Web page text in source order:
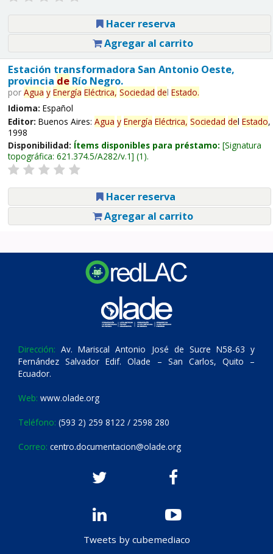
Hacer reserva
Agregar al carrito
Estación transformadora San Antonio Oeste,
provincia deRío Negro.
por Agua y Energía Eléctrica, Sociedad del Estado.
Idioma: Español
Editor: Buenos Aires: Agua y Energía Eléctrica, Sociedad del Estado,
1998
Disponibilidad: Ítems disponibles para préstamo: Signatura
topográfica: 621.374.5/A282/v.1 (1).
Hacer reserva
Agregar al carrito
Dirección: Av. Mariscal Antonio José de Sucre N58-63 y
Fernández Salvador Edif. Olade – San Carlos, Quito –
Ecuador.
Web: www.olade.org
Teléfono: (593 2) 259 8122 / 2598 280
Correo: centro.documentacion@olade.org
Tweets by cubemediaco